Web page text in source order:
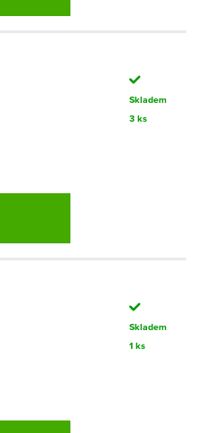
Skladem
3 ks
Skladem
1 ks